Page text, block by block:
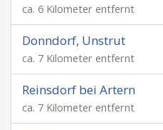
ca. 6 Kilometer entfernt
Donndorf, Unstrut
ca. 7 Kilometer entfernt
Reinsdorf bei Artern
ca. 7 Kilometer entfernt